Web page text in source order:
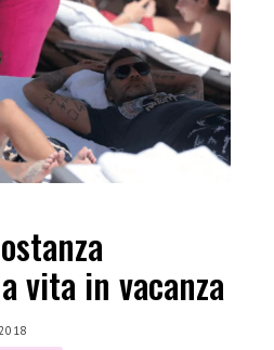
vita in vacanza